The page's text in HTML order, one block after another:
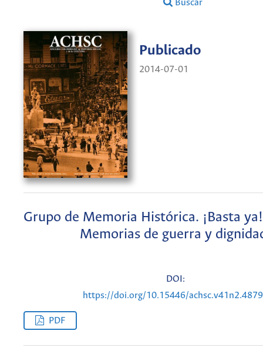
Buscar
Publicado
2014-07-01
Grupo de Memoria Histórica. ¡Basta
Memorias de guerra y
DOI:
https://doi.org/10.15446/
PDF